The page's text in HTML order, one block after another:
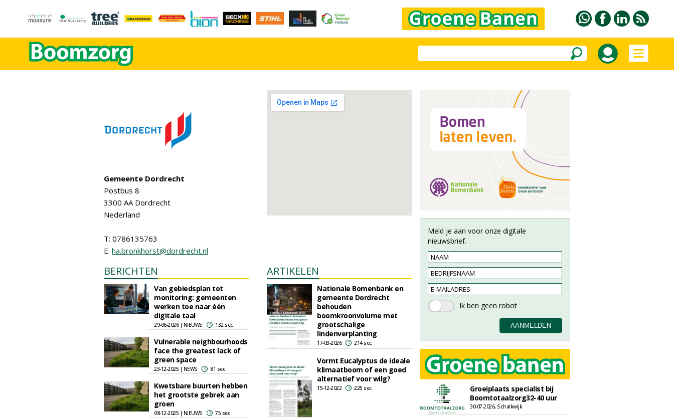
Gemeente Dordrecht
Postbus 8
3300 AA Dordrecht
Nederland
T: 0786135763
E: ha.bronkhorst@dordrecht.nl
BERICHTEN
Van gebiedsplan tot
monitoring: gemeenten
werken toe naar één
digitale taal
29-06-2026 | NIEUWS 132 sec
Vulnerable neighbourhoods
face the greatest lack of
green space
23-12-2025 | NEWS 81 sec
Kwetsbare buurten hebben
het grootste gebrek aan
groen
08-12-2025 | NIEUWS 75 sec
ARTIKELEN
Nationale Bomenbank en
gemeente Dordrecht
behouden
boomkroonvolume met
grootschalige
lindenverplanting
17-03-2026 214 sec
Vormt Eucalyptus de ideale
klimaatboom of een goed
alternatief voor wilg?
15-12-2022 225 sec
Meld je aan voor onze digitale
nieuwsbrief.
Groeiplaats specialist bij
Boomtotaalzorg32-40 uur
30-07-2026, Schalkwijk